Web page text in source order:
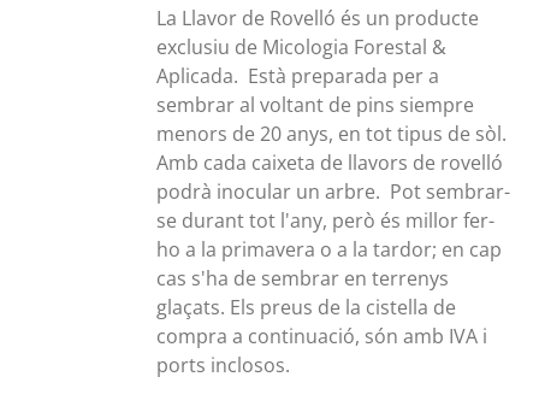
30,00€
a
300,00€
La Llavor de Rovelló és un producte
exclusiu de Micologia Forestal &
Aplicada. Està preparada per a
sembrar al voltant de pins siempre
menors de 20 anys, en tot tipus de sòl.
Amb cada caixeta de llavors de rovelló
podrà inocular un arbre. Pot sembrar-
se durant tot l'any, però és millor fer-
ho a la primavera o a la tardor; en cap
cas s'ha de sembrar en terrenys
glaçats. Els preus de la cistella de
compra a continuació, són amb IVA i
ports inclosos.